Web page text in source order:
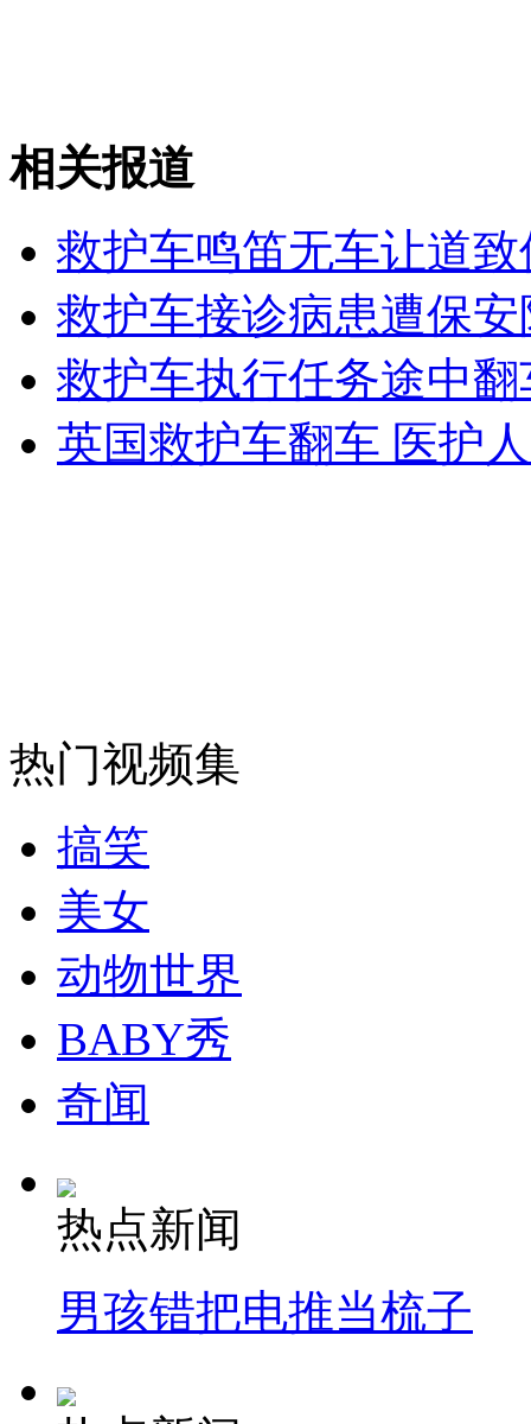
记者探访"中国最佳素菜"制作过程
山西运城恶犬咬伤多人 警民合力深夜将其击毙
女孩北京地铁殴打老人 痛下狠手拳打脚踢
消防员救轻生者 花炮节热闹非凡
司机酒驾遇交警 急速倒车逃窜
相关报道
救护车鸣笛无车让道
救护车接诊病患遭保
救护车执行任务途中
英国救护车翻车 医护
热门视频集
搞笑
美女
动物世界
BABY秀
奇闻
热点新闻
男孩错把电推当梳子